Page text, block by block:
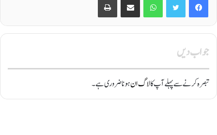
جواب دیں
تبصرہ کرنے سے پہلے آپ کالاگ انہونا ضروری ہے۔